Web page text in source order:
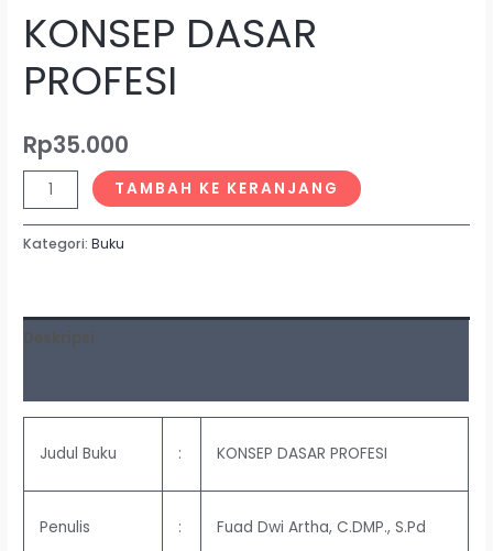
KONSEP DASAR
PROFESI
Rp35.000
TAMBAH KE KERANJANG
Kategori:Buku
Deskripsi
Judul Buku : KONSEP DASAR PROFESI
Penulis : Fuad Dwi Artha, C.DMP., S.Pd